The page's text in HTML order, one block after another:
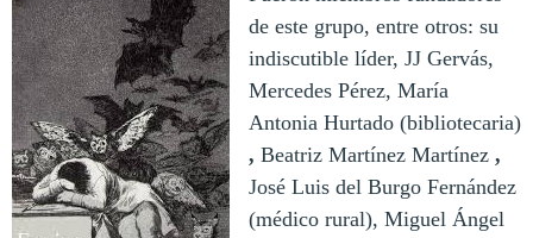
de este grupo, entre otros: su
indiscutible líder, JJ Gervás,
Mercedes Pérez, María
Antonia Hurtado (bibliotecaria)
, Beatriz Martínez Martínez ,
José Luis del Burgo Fernández
(médico rural), Miguel Ángel